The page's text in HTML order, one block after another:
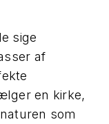
sige
af
en kirke,
som